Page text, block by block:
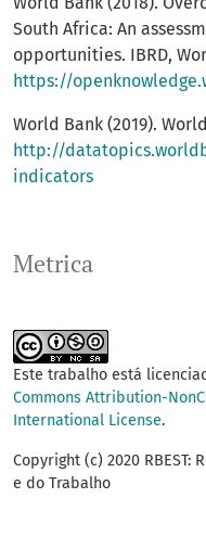
Metrica
South Africa: An
opportunities. IBRD,
https://
World Bank (2019).
http://
indicators
Este trabalho está
Commons Attribution-
International License.
Copyright (c) 2020 RBEST:
e do Trabalho